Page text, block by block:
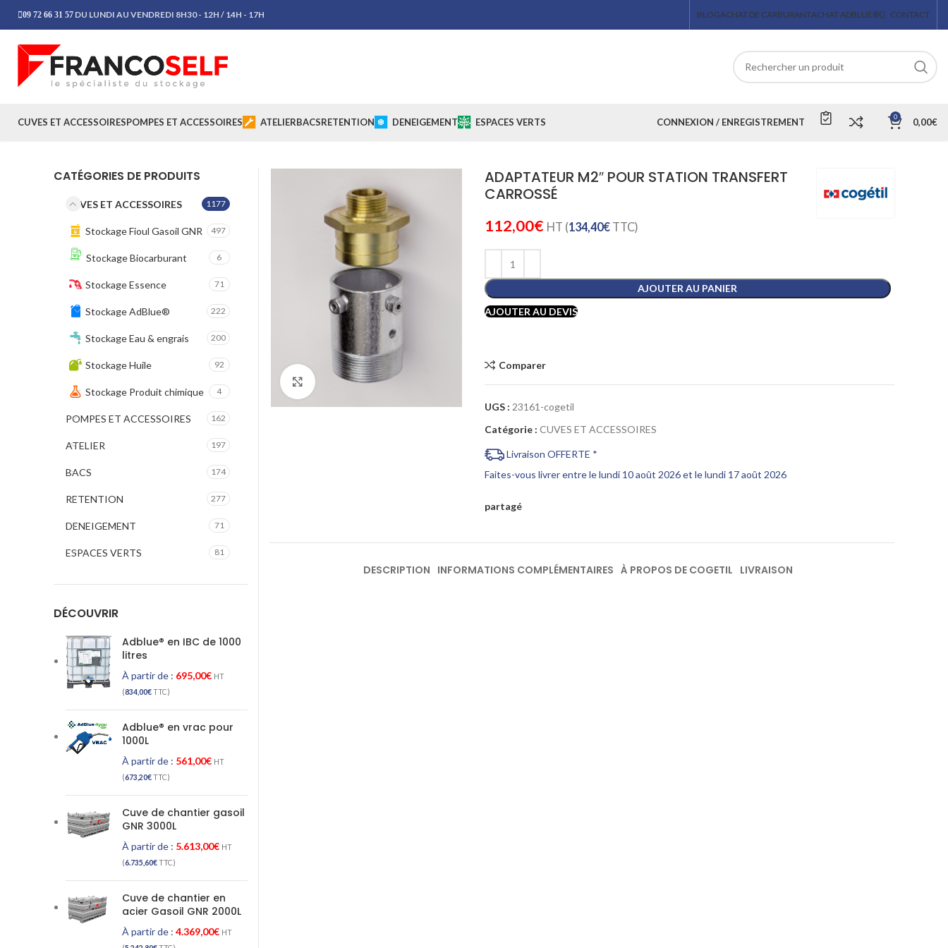
09 72 66 31 57 DU LUNDI AU VENDREDI 8H30 - 12H / 14H - 17H BLOGACHAT DE CARBURANTACHAT ADBLUE® CONTACT
CUVES ET ACCESSOIRESPOMPES ET ACCESSOIRES ATELIERBACSRETENTION DENEIGEMENT ESPACES VERTS CONNEXION / ENREGISTREMENT 0 0,00€
Cliquez pour agrandir
ADAPTATEUR M2″ POUR STATION TRANSFERT
CARROSSÉ
112,00€ HT (134,40€TTC)
AJOUTER AU PANIER
AJOUTER AU DEVIS
Comparer
UGS : 23161-cogetil
Catégorie : CUVES ET ACCESSOIRES
Livraison OFFERTE *
Faites-vous livrer entre le lundi 10 août 2026 et le lundi 17 août 2026
partagé
DESCRIPTION INFORMATIONS COMPLÉMENTAIRES À PROPOS DE COGETIL LIVRAISON
CATÉGORIES DE PRODUITS
CUVES ET ACCESSOIRES 1177
Stockage Fioul Gasoil GNR 497
Stockage Biocarburant 6
Stockage Essence 71
Stockage AdBlue® 222
Stockage Eau & engrais 200
Stockage Huile 92
Stockage Produit chimique 4
POMPES ET ACCESSOIRES 162
ATELIER 197
BACS 174
RETENTION 277
DENEIGEMENT 71
ESPACES VERTS 81
DÉCOUVRIR
Adblue® en IBC de 1000
litres
À partir de : 695,00€ HT
(834,00€TTC)
Adblue® en vrac pour
1000L
À partir de : 561,00€ HT
(673,20€TTC)
Cuve de chantier gasoil
GNR 3000L
À partir de : 5.613,00€ HT
(6.735,60€TTC)
Cuve de chantier en
acier Gasoil GNR 2000L
À partir de : 4.369,00€ HT